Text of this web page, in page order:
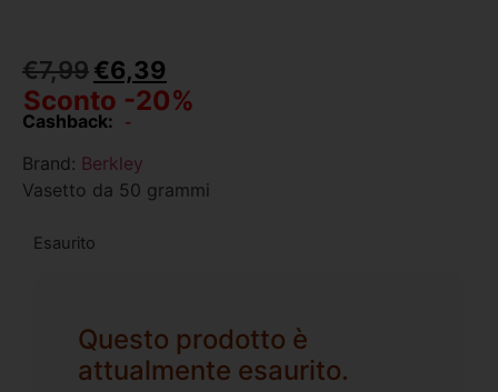
€7,99€6,39
Sconto -20%
Cashback: -
Brand: Berkley
Vasetto da 50 grammi
Esaurito
Questo prodotto è
attualmente esaurito.